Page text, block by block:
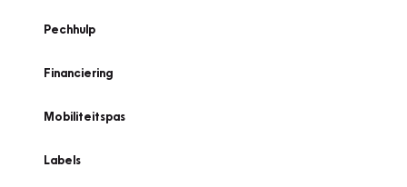
Pechhulp
Financiering
Mobiliteitspas
Labels